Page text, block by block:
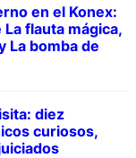
en el Konex:
flauta mágica,
La bomba de
diez
curiosos,